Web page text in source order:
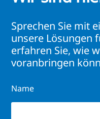
Sprechen Sie mit
unsere Lösungen
erfahren Sie, wie
voranbringen
Name